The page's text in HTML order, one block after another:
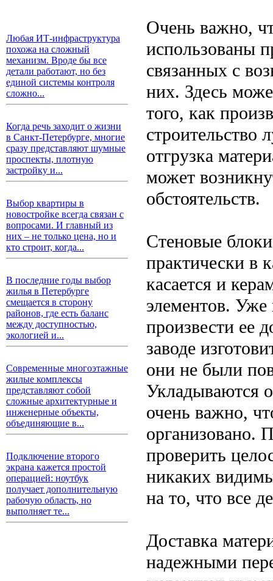
Любая ИТ-инфраструктура
похожа на сложный
механизм. Вроде бы все
детали работают, но без
единой системы контроля
сложно...
Когда речь заходит о жизни
в Санкт-Петербурге, многие
сразу представляют шумные
проспекты, плотную
застройку и...
Выбор квартиры в
новостройке всегда связан с
вопросами. И главный из
них – не только цена, но и
кто строит, когда...
В последние годы выбор
жилья в Петербурге
смещается в сторону
районов, где есть баланс
между доступностью,
экологией и...
Современные многоэтажные
жилые комплексы
представляют собой
сложные архитектурные и
инженерные объекты,
объединяющие в...
Подключение второго
экрана кажется простой
операцией: ноутбук
получает дополнительную
рабочую область, но
выполняет те...
Очень важно,
использованы
связанных с
них. Здесь
того, как
строительство
отгрузка
может
обстоятельств.
Стеновые
практически в
касается и
элементов.
произвести ее
заводе
они не были
Укладываются
очень важно,
организовано.
проверить
никаких
на то, что все
Доставка
надежными